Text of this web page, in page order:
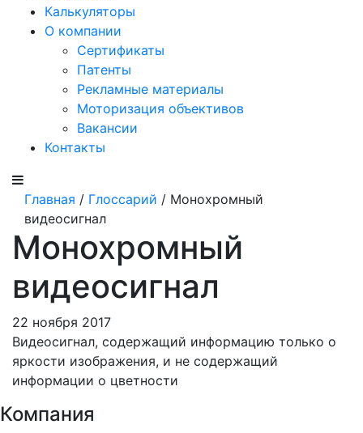
Калькуляторы
О компании
Сертификаты
Патенты
Рекламные материалы
Моторизация объективов
Вакансии
Контакты
Главная / Глоссарий / Монохромный
видеосигнал
Монохромный
видеосигнал
22 ноября 2017
Видеосигнал, содержащий информацию только о
яркости изображения, и не содержащий
информации о цветности
Компания